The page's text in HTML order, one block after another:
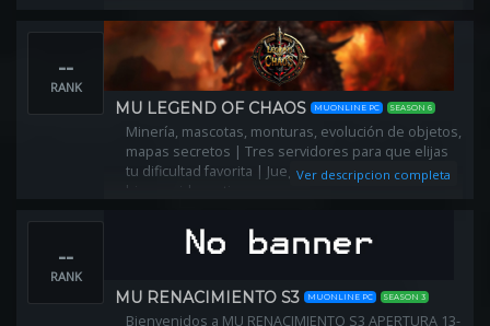
Reset Auto!💎
Reset en el Lugar
Helper Active
--
RANK
MU LEGEND OF CHAOS MUONLINE PC SEASON 6
Minería, mascotas, monturas, evolución de objetos,
mapas secretos | Tres servidores para que elijas
tu dificultad favorita | Juega ahora y recibe un kit de
bienvenida gratis
Ver descripcion completa
--
RANK
MU RENACIMIENTO S3 MUONLINE PC SEASON 3
Bienvenidos a MU RENACIMIENTO S3 APERTURA 13-